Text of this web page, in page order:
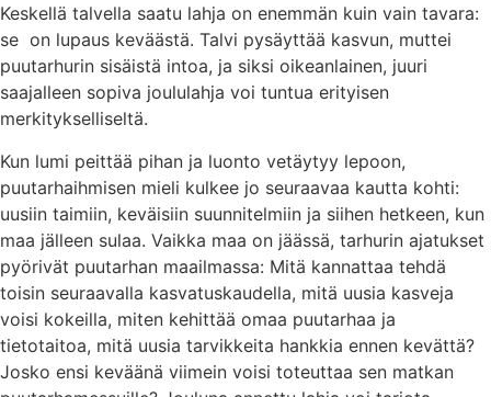
Keskellä talvella saatu lahja on enemmän kuin vain tavara:
se on lupaus keväästä. Talvi pysäyttää kasvun, muttei
puutarhurin sisäistä intoa, ja siksi oikeanlainen, juuri
saajalleen sopiva joululahja voi tuntua erityisen
merkitykselliseltä.
Kun lumi peittää pihan ja luonto vetäytyy lepoon,
puutarhaihmisen mieli kulkee jo seuraavaa kautta kohti:
uusiin taimiin, keväisiin suunnitelmiin ja siihen hetkeen, kun
maa jälleen sulaa. Vaikka maa on jäässä, tarhurin ajatukset
pyörivät puutarhan maailmassa: Mitä kannattaa tehdä
toisin seuraavalla kasvatuskaudella, mitä uusia kasveja
voisi kokeilla, miten kehittää omaa puutarhaa ja
tietotaitoa, mitä uusia tarvikkeita hankkia ennen kevättä?
Josko ensi keväänä viimein voisi toteuttaa sen matkan